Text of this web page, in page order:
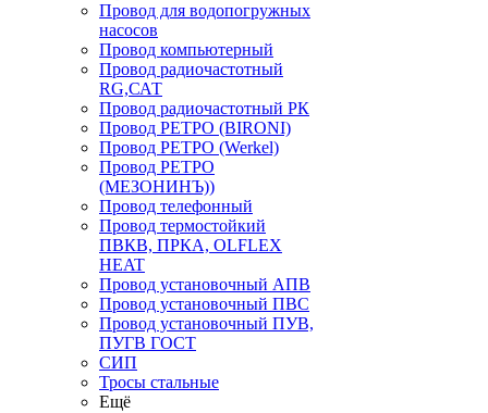
Провод для водопогружных
насосов
Провод компьютерный
Провод радиочастотный
RG,САТ
Провод радиочастотный РК
Провод РЕТРО (BIRONI)
Провод РЕТРО (Werkel)
Провод РЕТРО
(МЕЗОНИНЪ))
Провод телефонный
Провод термостойкий
ПВКВ, ПРКА, OLFLEX
HEAT
Провод установочный АПВ
Провод установочный ПВС
Провод установочный ПУВ,
ПУГВ ГОСТ
СИП
Тросы стальные
Ещё